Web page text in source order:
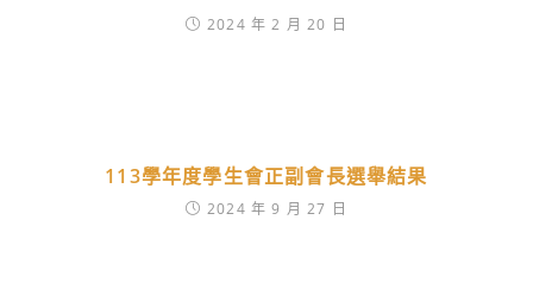
2024 年 2 月 20 日
113學年度學生會正副會長選舉結果
2024 年 9 月 27 日